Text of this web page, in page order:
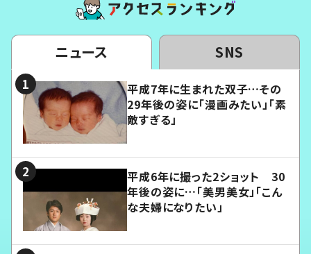
ニュース SNS
平成7年に生まれた双子…その
29年後の姿に「漫画みたい」「素
敵すぎる」
平成6年に撮った2ショット 30
年後の姿に…「美男美女」「こん
な夫婦になりたい」